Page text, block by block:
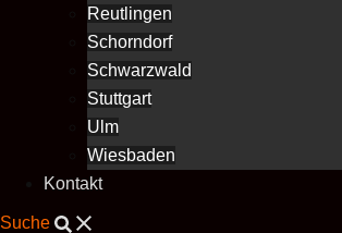
Reutlingen
Schorndorf
Schwarzwald
Stuttgart
Ulm
Wiesbaden
Kontakt
Suche